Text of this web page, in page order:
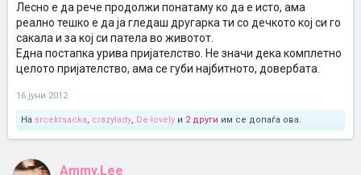
Лесно е да рече продолжи понатаму ко да е исто, ама
реално тешко е да ја гледаш другарка ти со дечкото кој си го
сакала и за кој си патела во животот.
Една постапка урива пријателство. Не значи дека комплетно
целото пријателство, ама се губи најбитното, довербата.
16 јуни 2012
На srcekrsacka, crazylady, De-lovely и 2 други им се допаѓа ова.
Ammy.Lee